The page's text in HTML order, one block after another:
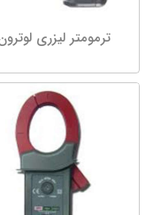
ترمومتر لیزری